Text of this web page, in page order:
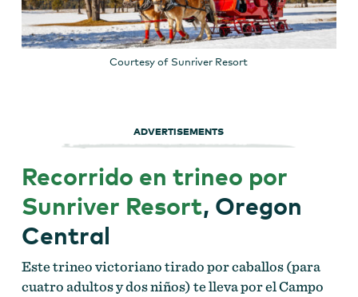
Courtesy of Sunriver Resort
ADVERTISEMENTS
Recorrido en trineo por
Sunriver Resort, Oregon
Central
Este trineo victoriano tirado por caballos (para
cuatro adultos y dos niños) te lleva por el Campo